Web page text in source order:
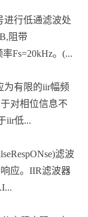
进行低通滤波处
阻带
Fs=20kHz。(...
为有限的iir幅频
对相位信息不
iir低...
滤波
应。IIR滤波器